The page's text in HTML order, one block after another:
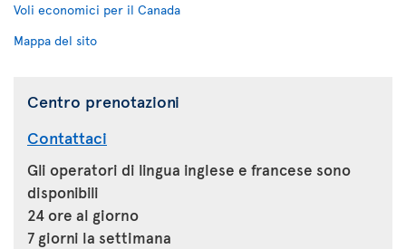
Voli economici per il Canada
Mappa del sito
Centro prenotazioni
Contattaci
Gli operatori di lingua inglese e francese sono
disponibili
24 ore al giorno
7 giorni la settimana